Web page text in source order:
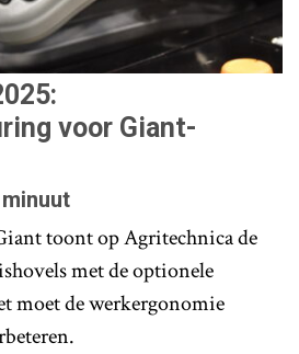
voor Giant-
toont op Agritechnica de
met de optionele
moet de werkergonomie